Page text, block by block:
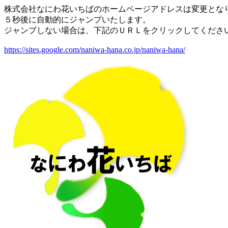
株式会社なにわ花いちばのホームページアドレスは変更とな
５秒後に自動的にジャンプいたします。
ジャンプしない場合は、下記のＵＲＬをクリックしてくださ
https://sites.google.com/naniwa-hana.co.jp/naniwa-hana/